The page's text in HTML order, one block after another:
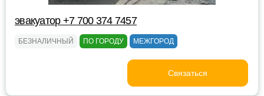
эвакуатор +7 700 374 7457
БЕЗНАЛИЧНЫЙ ПО ГОРОДУ МЕЖГОРОД
Связаться